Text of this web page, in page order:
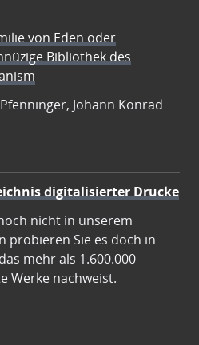
von Eden oder
Bibliothek des
Johann Konrad
digitalisierter Drucke
nicht in unserem
probieren Sie es doch in
mehr als 1.600.000
Werke nachweist.